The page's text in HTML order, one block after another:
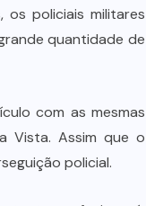
policiais militares
quantidade de
com as mesmas
Vista. Assim que o
policial.